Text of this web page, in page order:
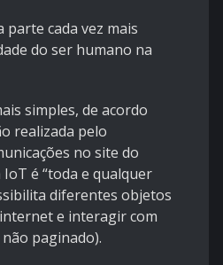
parte cada vez mais
do ser humano na
simples, de acordo
realizada pelo
no site do
é “toda e qualquer
diferentes objetos
e interagir com
não paginado).